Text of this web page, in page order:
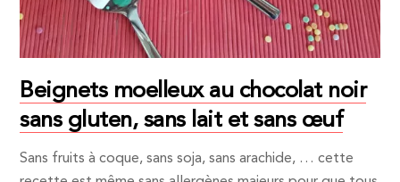
Beignets moelleux au chocolat noir
sans gluten, sans lait et sans œuf
Sans fruits à coque, sans soja, sans arachide, … cette